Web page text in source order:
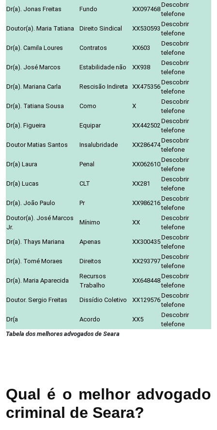
Dr(a). Jonas Freitas
Fundo XX097468
Descobrir
telefone
Doutor(a). Maria Tatiana
Direito Sindical XX530593
Descobrir
telefone
Dr(a). Camila Loures
Contratos XX603
Descobrir
telefone
Dr(a). José Marcos
Estabilidade não XX938
Descobrir
telefone
Dr(a). Mariana Carla
Rescisão Indireta XX475356
Descobrir
telefone
Dr(a). Tatiana Sousa
Como X
Descobrir
telefone
Dr(a). Figueira
Equipar XX442502
Descobrir
telefone
Doutor Matias Santos
Insalubridade XX286474
Descobrir
telefone
Dr(a) Laura
Penal XX062610
Descobrir
telefone
Dr(a) Lucas
CLT XX281
Descobrir
telefone
Dr(a). João Paulo
Pr XX986216
Descobrir
telefone
Doutor(a). José Marcos
Jr.
Mínimo XX
Descobrir
telefone
Dr(a). Thays Mariana
Apenas XX300435
Descobrir
telefone
Dr(a). Tomé Moraes
Direitos XX293797
Descobrir
telefone
Dr(a). Maria Aparecida
Recursos
Trabalho
XX648448
Descobrir
telefone
Doutor. Sergio Freitas
Dissídio Coletivo XX129576
Descobrir
telefone
Dr(a
Acordo XX5
Descobrir
telefone
Tabela dos melhores advogados de Seara
Qual é o melhor advogado
criminal de Seara?